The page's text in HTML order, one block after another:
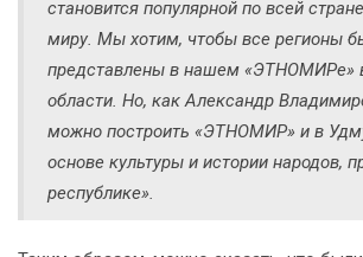
становится популярной по всей
миру. Мы хотим, чтобы все регионы
представлены в нашем «ЭТНОМИРе»
области. Но, как Александр
можно построить «ЭТНОМИР» и в
основе культуры и истории народов,
республике».